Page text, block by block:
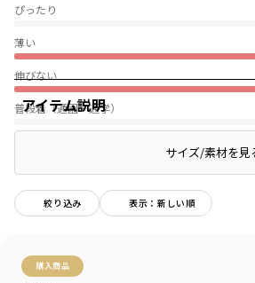
ぴったり
薄い
伸びない
普段着（通園・通学）
絞り込み 表示：新しい順
購入商品
アイテム説明
サイズ/素材を見